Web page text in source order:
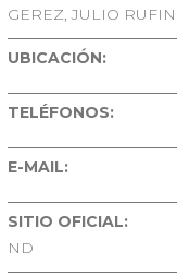
GEREZ, JULIO
UBICACIÓN:
TELÉFONOS:
E-MAIL:
SITIO OFICIAL:
ND